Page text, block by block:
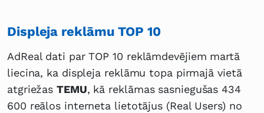
Displeja reklāmu TOP 10
AdReal dati par TOP 10 reklāmdevējiem martā
liecina, ka displeja reklāmu topa pirmajā vietā
atgriežasTEMU, kā reklāmas sasniegušas 434
600 reālos interneta lietotājus (Real Users) no